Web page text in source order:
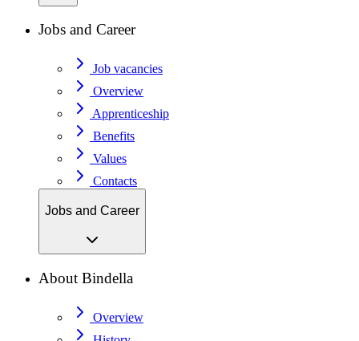
Jobs and Career
Job vacancies
Overview
Apprenticeship
Benefits
Values
Contacts
Jobs and Career
About Bindella
Overview